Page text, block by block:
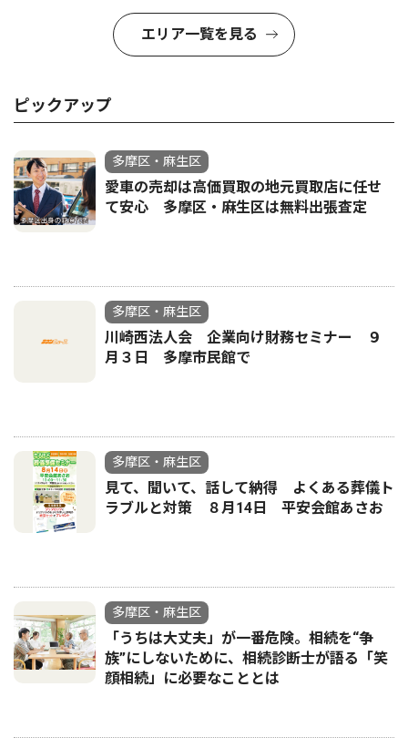
エリア一覧を見る
ピックアップ
多摩区・麻生区
愛車の売却は高価買取の地元買取店に任せ
て安心 多摩区・麻生区は無料出張査定
多摩区・麻生区
川崎西法人会 企業向け財務セミナー ９
月３日 多摩市民館で
多摩区・麻生区
見て、聞いて、話して納得 よくある葬儀ト
ラブルと対策 ８月14日 平安会館あさお
多摩区・麻生区
「うちは大丈夫」が一番危険。相続を“争
族”にしないために、相続診断士が語る「笑
顔相続」に必要なこととは